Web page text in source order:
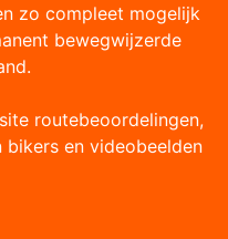
zo compleet mogelijk
bewegwijzerde
routebeoordelingen,
bikers en videobeelden